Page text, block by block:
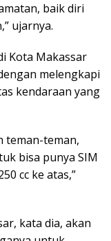
baik diri
ujarnya.
Kota Makassar
melengkapi
kendaraan yang
teman-teman,
bisa punya SIM
cc ke atas,”
kata dia, akan